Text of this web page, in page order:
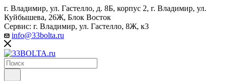
г. Владимир, ул. Гастелло, д. 8Б, корпус 2, г. Владимир, ул. ​
Куйбышева, 26Ж, Блок Восток
Сервис: г. Владимир, ул. Гастелло, 8Ж, к3
info@33bolta.ru